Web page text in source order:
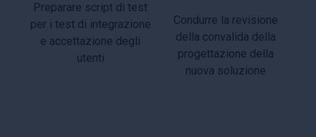
Preparare script di test
per i test di integrazione
e accettazione degli
utenti
Condurre la revisione
della convalida della
progettazione della
nuova soluzione